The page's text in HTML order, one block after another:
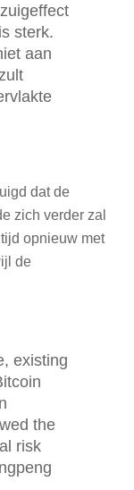
sterk.
aan
dat de
zich verder zal
opnieuw met
de
existing
the
risk